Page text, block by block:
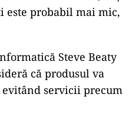
probabil mai mic,
Steve Beaty
că produsul va
servicii precum